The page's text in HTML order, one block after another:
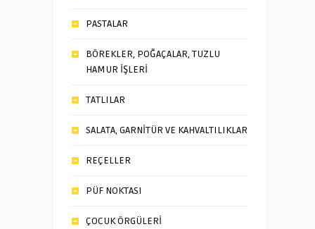
PASTALAR
BÖREKLER, POĞAÇALAR, TUZLU
HAMUR İŞLERİ
TATLILAR
SALATA, GARNİTÜR VE KAHVALTILIKLAR
REÇELLER
PÜF NOKTASI
ÇOCUK ÖRGÜLERİ